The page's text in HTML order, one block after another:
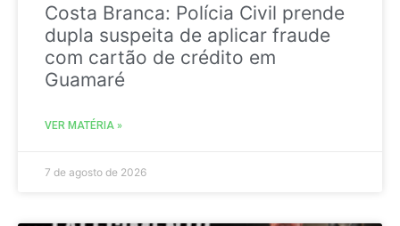
Costa Branca: Polícia Civil prende
dupla suspeita de aplicar fraude
com cartão de crédito em
Guamaré
VER MATÉRIA »
7 de agosto de 2026